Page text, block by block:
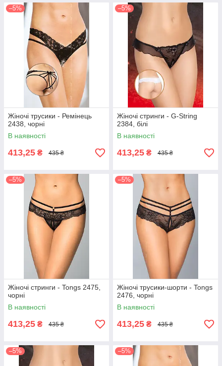
–5%
Жіночі трусики - Ремінець
2438, чорні
В наявності
413,25 ₴ 435 ₴
–5%
Жіночі стринги - G-String
2384, білі
В наявності
413,25 ₴ 435 ₴
–5%
Жіночі стринги - Tongs 2475,
чорні
В наявності
413,25 ₴ 435 ₴
–5%
Жіночі трусики-шорти - Tongs
2476, чорні
В наявності
413,25 ₴ 435 ₴
–5% –5%